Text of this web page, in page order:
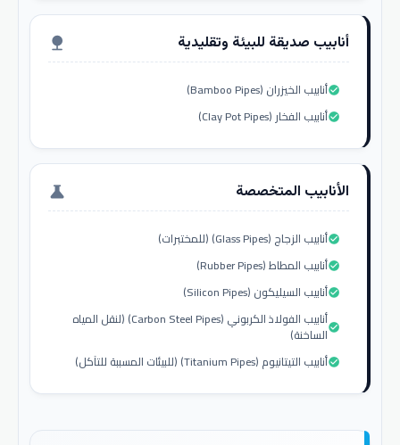
أنابيب صديقة للبيئة وتقليدية nature
أنابيب الخيزران (Bamboo Pipes)check_circle
أنابيب الفخار (Clay Pot Pipes)check_circle
الأنابيب المتخصصة science
أنابيب الزجاج (Glass Pipes) (للمختبرات)check_circle
أنابيب المطاط (Rubber Pipes)check_circle
أنابيب السيليكون (Silicon Pipes)check_circle
أنابيب الفولاذ الكربوني (Carbon Steel Pipes) (لنقل المياه
الساخنة)check_circle
أنابيب التيتانيوم (Titanium Pipes) (للبيئات المسببة للتآكل)check_circle